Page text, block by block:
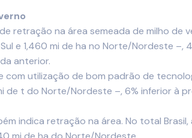
retração na área semeada de milho de
e 1,460 mi de ha no Norte/Nordeste
anterior.
utilização de bom padrão de
t do Norte/Nordeste –, 6% inferior à
indica retração na área. No total